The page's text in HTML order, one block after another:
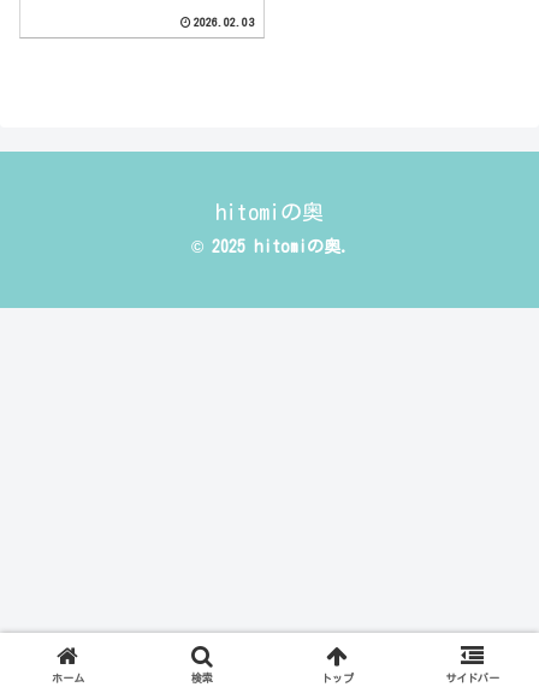
2026.02.03
hitomiの奥
© 2025 hitomiの奥.
ホーム 検索 トップ サイドバー